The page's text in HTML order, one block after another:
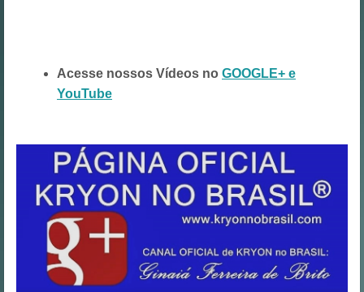
Acesse nossos Vídeos no GOOGLE+ e
YouTube